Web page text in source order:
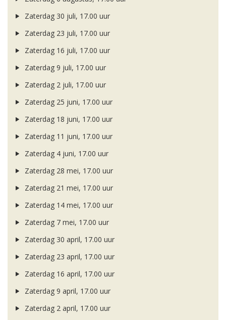
Zaterdag 30 juli, 17.00 uur
Zaterdag 23 juli, 17.00 uur
Zaterdag 16 juli, 17.00 uur
Zaterdag 9 juli, 17.00 uur
Zaterdag 2 juli, 17.00 uur
Zaterdag 25 juni, 17.00 uur
Zaterdag 18 juni, 17.00 uur
Zaterdag 11 juni, 17.00 uur
Zaterdag 4 juni, 17.00 uur
Zaterdag 28 mei, 17.00 uur
Zaterdag 21 mei, 17.00 uur
Zaterdag 14 mei, 17.00 uur
Zaterdag 7 mei, 17.00 uur
Zaterdag 30 april, 17.00 uur
Zaterdag 23 april, 17.00 uur
Zaterdag 16 april, 17.00 uur
Zaterdag 9 april, 17.00 uur
Zaterdag 2 april, 17.00 uur